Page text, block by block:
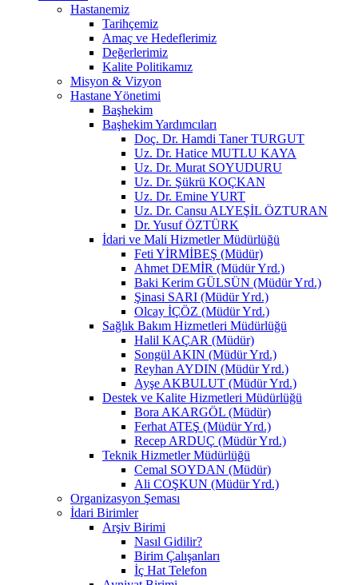
Hastanemiz
Tarihçemiz
Amaç ve Hedeflerimiz
Değerlerimiz
Kalite Politikamız
Misyon & Vizyon
Hastane Yönetimi
Başhekim
Başhekim Yardımcıları
Doç. Dr. Hamdi Taner TURGUT
Uz. Dr. Hatice MUTLU KAYA
Uz. Dr. Murat SOYUDURU
Uz. Dr. Şükrü KOÇKAN
Uz. Dr. Emine YURT
Uz. Dr. Cansu ALYEŞİL ÖZTURAN
Dr. Yusuf ÖZTÜRK
İdari ve Mali Hizmetler Müdürlüğü
Feti YİRMİBEŞ (Müdür)
Ahmet DEMİR (Müdür Yrd.)
Baki Kerim GÜLSÜN (Müdür Yrd.)
Şinasi SARI (Müdür Yrd.)
Olcay İÇÖZ (Müdür Yrd.)
Sağlık Bakım Hizmetleri Müdürlüğü
Halil KAÇAR (Müdür)
Songül AKIN (Müdür Yrd.)
Reyhan AYDIN (Müdür Yrd.)
Ayşe AKBULUT (Müdür Yrd.)
Destek ve Kalite Hizmetleri Müdürlüğü
Bora AKARGÖL (Müdür)
Ferhat ATEŞ (Müdür Yrd.)
Recep ARDUÇ (Müdür Yrd.)
Teknik Hizmetler Müdürlüğü
Cemal SOYDAN (Müdür)
Ali COŞKUN (Müdür Yrd.)
Organizasyon Şeması
İdari Birimler
Arşiv Birimi
Nasıl Gidilir?
Birim Çalışanları
İç Hat Telefon